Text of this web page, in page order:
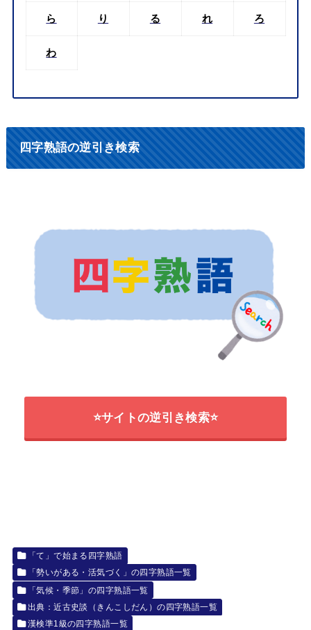
ら り る れ ろ
わ
四字熟語の逆引き検索
⭐サイトの逆引き検索⭐
「て」で始まる四字熟語
「勢いがある・活気づく」の四字熟語一覧
「気候・季節」の四字熟語一覧
出典：近古史談（きんこしだん）の四字熟語一覧
漢検準1級の四字熟語一覧